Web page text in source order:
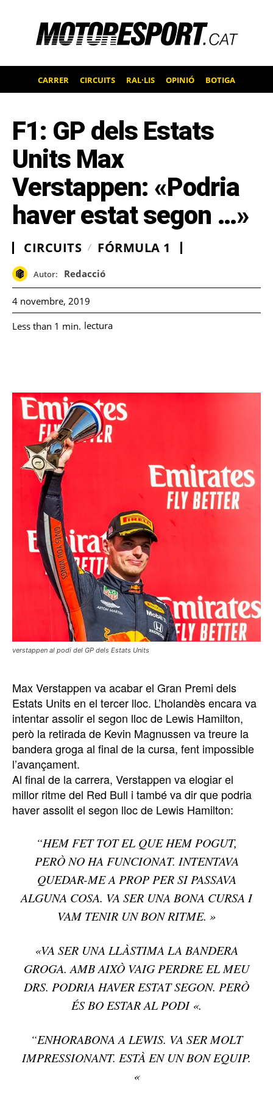
CARRER CIRCUITS RAL·LIS OPINIÓ BOTIGA
F1: GP dels Estats
Units Max
Verstappen: «Podria
haver estat segon …»
CIRCUITS FÓRMULA 1
Autor: Redacció
4 novembre, 2019
Less than 1 min. lectura
verstappen al podi del GP dels Estats Units
Max Verstappen va acabar el Gran Premi dels
Estats Units en el tercer lloc. L’holandès encara va
intentar assolir el segon lloc de Lewis Hamilton,
però la retirada de Kevin Magnussen va treure la
bandera groga al final de la cursa, fent impossible
l’avançament.
Al final de la carrera, Verstappen va elogiar el
millor ritme del Red Bull i també va dir que podria
haver assolit el segon lloc de Lewis Hamilton:
“HEM FET TOT EL QUE HEM POGUT,
PERÒ NO HA FUNCIONAT. INTENTAVA
QUEDAR-ME A PROP PER SI PASSAVA
ALGUNA COSA. VA SER UNA BONA CURSA I
VAM TENIR UN BON RITME. »
«VA SER UNA LLÀSTIMA LA BANDERA
GROGA. AMB AIXÒ VAIG PERDRE EL MEU
DRS. PODRIA HAVER ESTAT SEGON. PERÒ
ÉS BO ESTAR AL PODI «.
“ENHORABONA A LEWIS. VA SER MOLT
IMPRESSIONANT. ESTÀ EN UN BON EQUIP.
«